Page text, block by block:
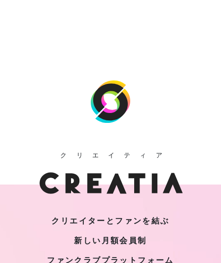
クリエイティア
クリエイターとファンを結ぶ
新しい月額会員制
ファンクラブプラットフォーム